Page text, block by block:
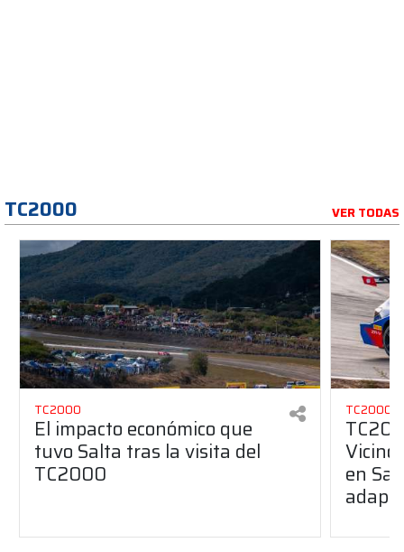
TC2000 VER TODAS
TC2000
El impacto económico que
tuvo Salta tras la visita del
TC2000
TC2000
Vicino
en